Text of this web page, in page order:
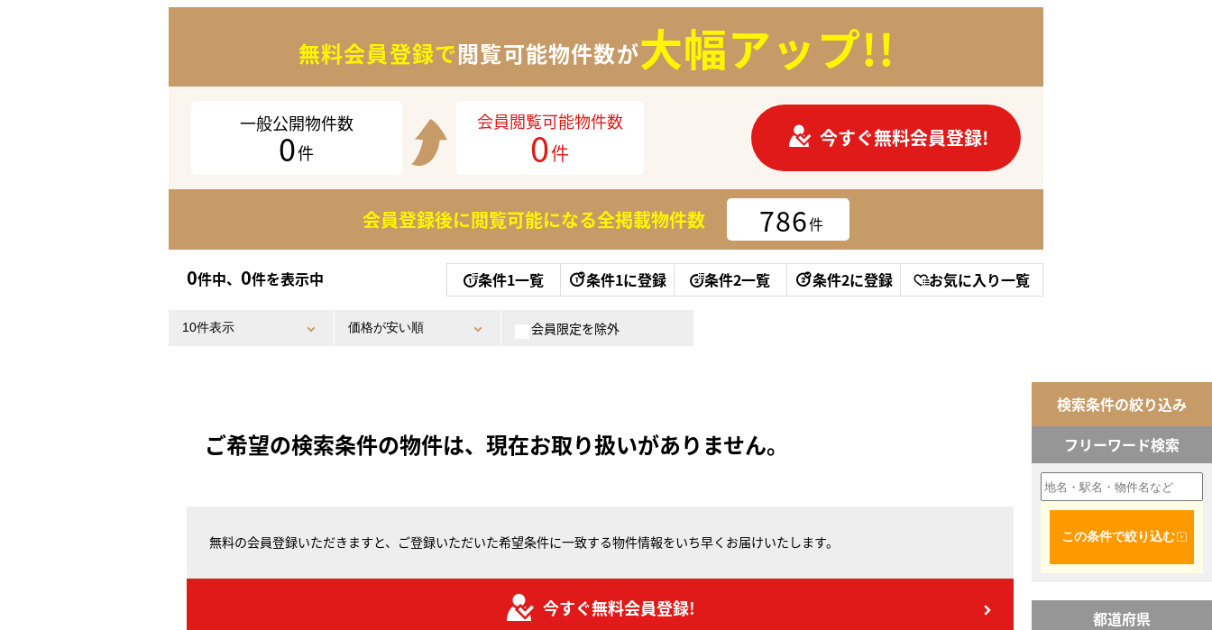
無料会員登録で閲覧可能物件数が大幅アップ!!
一般公開物件数
0件
会員閲覧可能物件数
0件
今すぐ無料会員登録!
会員登録後に閲覧可能になる全掲載物件数 786件
0件中、 0件を表示中 条件1一覧 条件1に登録 条件2一覧 条件2に登録 お気に入り一覧
会員限定を除外
ご希望の検索条件の物件は、現在お取り扱いがありません。
無料の会員登録いただきますと、ご登録いただいた希望条件に一致する物件情報をいち早くお届けいたします。
今すぐ無料会員登録!
検索条件の絞り込み
フリーワード検索
この条件で絞り込む
都道府県